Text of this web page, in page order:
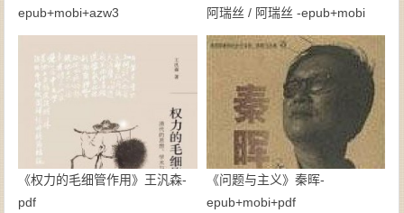
epub+mobi+azw3
阿瑞丝 / 阿瑞丝 -epub+mobi
《权力的毛细管作用》王汎森-
pdf
《问题与主义》秦晖-
epub+mobi+pdf